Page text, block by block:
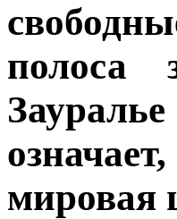
полоса
мировая